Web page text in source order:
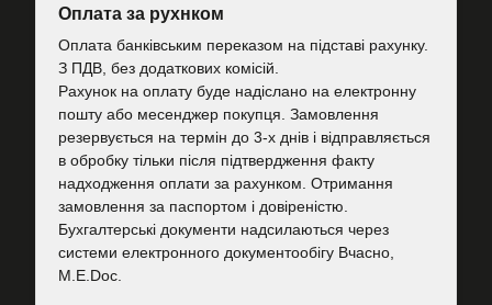
Оплата за рухнком
Оплата банківським переказом на підставі рахунку.
З ПДВ, без додаткових комісій.
Рахунок на оплату буде надіслано на електронну
пошту або месенджер покупця. Замовлення
резервується на термін до 3-х днів і відправляється
в обробку тільки після підтвердження факту
надходження оплати за рахунком. Отримання
замовлення за паспортом і довіреністю.
Бухгалтерські документи надсилаються через
системи електронного документообігу Вчасно,
M.E.Doc.